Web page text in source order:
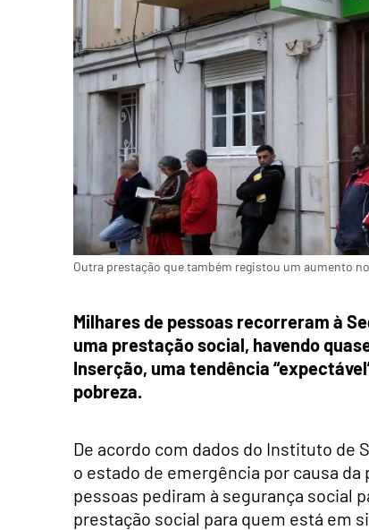
Outra prestação que também registou um aumento
Milhares de pessoas recorreram à
uma prestação social, havendo
Inserção, uma tendência
pobreza.
De acordo com dados do Instituto de
o estado de emergência por causa
pessoas pediram à segurança social
prestação social para quem está em